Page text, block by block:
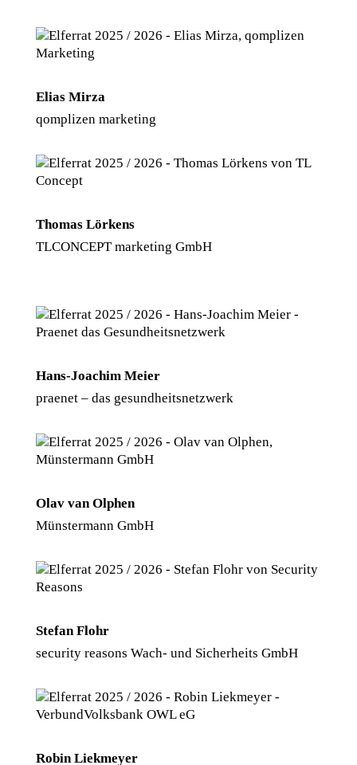
Elias Mirza
qomplizen marketing
Thomas Lörkens
TLCONCEPT marketing GmbH
Hans-Joachim Meier
praenet – das gesundheitsnetzwerk
Olav van Olphen
Münstermann GmbH
Stefan Flohr
security reasons Wach- und Sicherheits GmbH
Robin Liekmeyer